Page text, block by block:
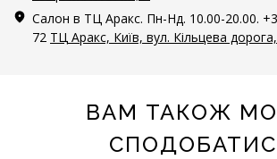
Салон в ТЦ Аракс. Пн-Нд. 10.00-20.00.
72 ТЦ Аракс, Київ, вул. Кільцева
ВАМ ТАКОЖ